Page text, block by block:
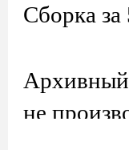
Сборка
не